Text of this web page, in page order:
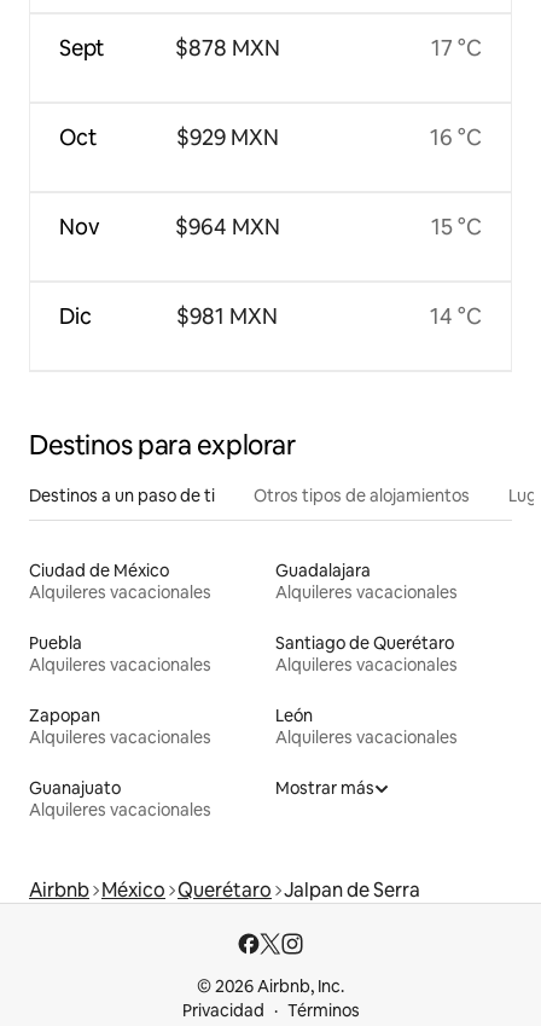
Sept
Oct
Nov
Dic
$878 MXN
$929 MXN
$964 MXN
$981 MXN
17 °C
16 °C
15 °C
14 °C
Destinos para explorar
Destinos a un paso de ti Otros tipos de alojamientos
Ciudad de México
Alquileres vacacionales
Guadalajara
Alquileres vacacionales
Puebla
Alquileres vacacionales
Santiago de Querétaro
Alquileres vacacionales
Zapopan
Alquileres vacacionales
León
Alquileres vacacionales
Guanajuato
Alquileres vacacionales
Mostrar más
Airbnb México Querétaro Jalpan de Serra
© 2026 Airbnb, Inc.
Privacidad
Términos